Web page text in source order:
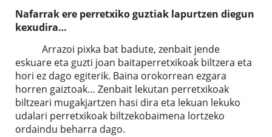
Nafarrak ere perretxiko guztiak lapurtzen diegun
kexudira…
Arrazoi pixka bat badute, zenbait jende
eskuare eta guzti joan baitaperretxikoak biltzera eta
hori ez dago egiterik. Baina orokorrean ezgara
horren gaiztoak… Zenbait lekutan perretxikoak
biltzeari mugakjartzen hasi dira eta lekuan lekuko
udalari perretxikoak biltzekobaimena lortzeko
ordaindu beharra dago.